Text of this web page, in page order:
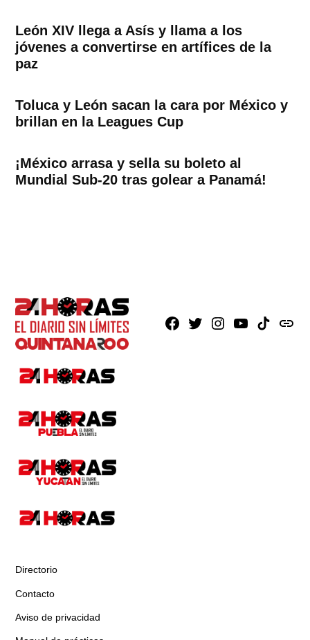
León XIV llega a Asís y llama a los
jóvenes a convertirse en artífices de la
paz
Toluca y León sacan la cara por México y
brillan en la Leagues Cup
¡México arrasa y sella su boleto al
Mundial Sub-20 tras golear a Panamá!
Facebook
X Instagram
YoutubeTikTokissuu
Directorio
Contacto
Aviso de privacidad